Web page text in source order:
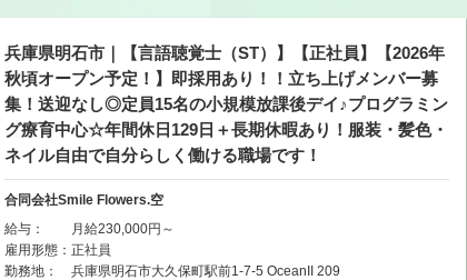
兵庫県明石市｜【言語聴覚士（ST）】【正社員】【2026年
秋頃オープン予定！】即採用あり！！立ち上げメンバー募
集！送迎なし◎定員15名の小規模放課後デイ♪プログラミン
グ療育中心☆年間休日129日＋長期休暇あり！服装・髪色・
ネイル自由で自分らしく働ける職場です！
合同会社Smile Flowers.空
給与：
月給230,000円～
雇用形態： 正社員
勤務地：
兵庫県明石市大久保町駅前1-7-5 OceanII 209